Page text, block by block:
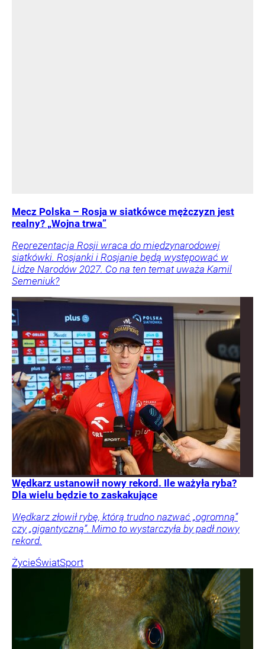
Mecz Polska – Rosja w siatkówce mężczyzn jest
realny? „Wojna trwa”
Reprezentacja Rosji wraca do międzynarodowej
siatkówki. Rosjanki i Rosjanie będą występować w
Lidze Narodów 2027. Co na ten temat uważa Kamil
Semeniuk?
Wędkarz ustanowił nowy rekord. Ile ważyła ryba?
Dla wielu będzie to zaskakujące
Wędkarz złowił rybę, którą trudno nazwać „ogromną”
czy „gigantyczną”. Mimo to wystarczyła by padł nowy
rekord.
ŻycieŚwiatSport